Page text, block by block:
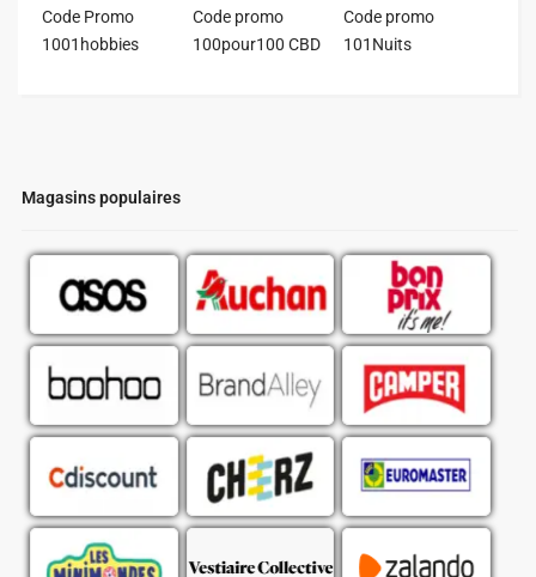
Magasins populaires
Code Promo
1001hobbies
Code promo
100pour100 CBD
Code promo
101Nuits